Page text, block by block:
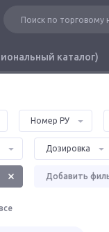
каталог)
Номер РУ
Дозировка
Добавить